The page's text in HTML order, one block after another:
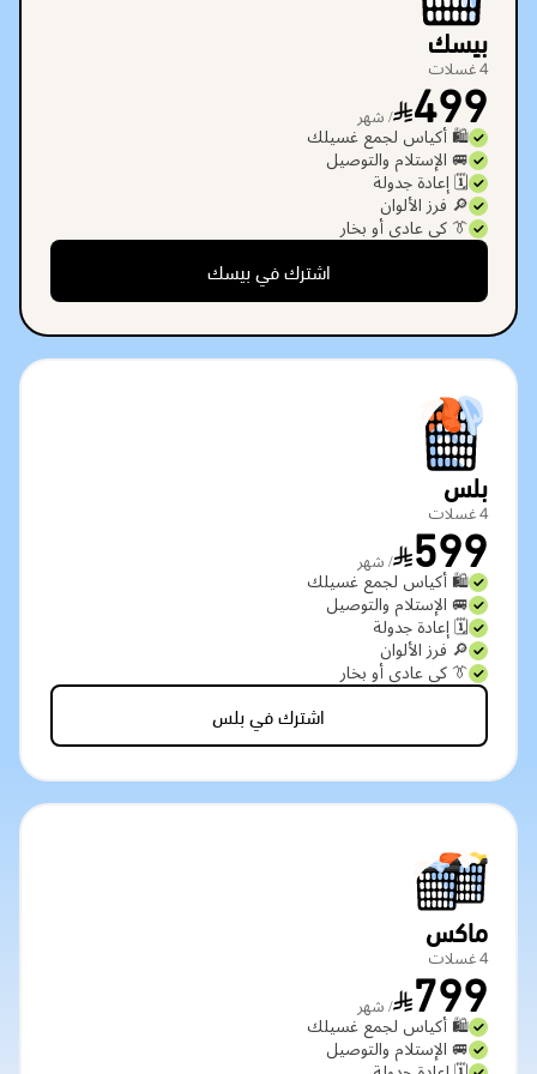
بيسك
4 غسلات
499 / شهر
🛍️ أكياس لجمع غسيلك
🚐 الإستلام والتوصيل
🗓️ إعادة جدولة
🔎 فرز الألوان
👔 كي عادي أو بخار
اشترك في بيسك
بلس
4 غسلات
599 / شهر
🛍️ أكياس لجمع غسيلك
🚐 الإستلام والتوصيل
🗓️ إعادة جدولة
🔎 فرز الألوان
👔 كي عادي أو بخار
اشترك في بلس
ماكس
4 غسلات
799 / شهر
🛍️ أكياس لجمع غسيلك
🚐 الإستلام والتوصيل